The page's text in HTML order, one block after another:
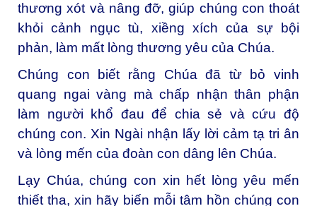
thương xót và nâng đỡ, giúp chúng con thoát
khỏi cảnh ngục tù, xiềng xích của sự bội
phản, làm mất lòng thương yêu của Chúa.
Chúng con biết rằng Chúa đã từ bỏ vinh
quang ngai vàng mà chấp nhận thân phận
làm người khổ đau để chia sẻ và cứu độ
chúng con. Xin Ngài nhận lấy lời cảm tạ tri ân
và lòng mến của đoàn con dâng lên Chúa.
Lạy Chúa, chúng con xin hết lòng yêu mến
thiết tha, xin hãy biến mỗi tâm hồn chúng con